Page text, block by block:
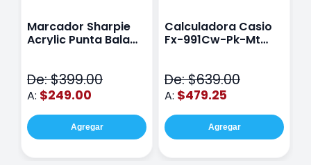
Marcador Sharpie
Acrylic Punta Bala
De: $399.00
A: $249.00
Agregar
Calculadora Casio
Fx-991Cw-Pk-Mt
De: $639.00
A: $479.25
Agregar